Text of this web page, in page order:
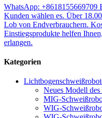
WhatsApp: +8618155669709
Kunden wählen es. Über
Lob von Endverbrauchern.
Einstiegsprodukte helfen
erlangen.
Kategorien
Neues Modell
MIG-
WIG-